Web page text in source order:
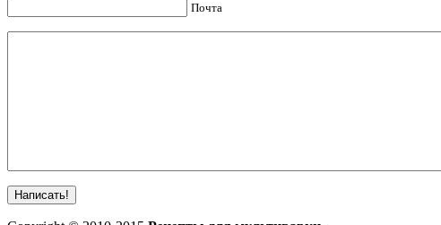
Почта